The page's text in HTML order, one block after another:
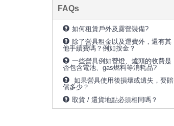
FAQs
如何租賃戶外及露營裝備?
除了營具租金以及運費外，還有其
他手續費嗎？例如按金？
一些營具例如營燈、爐頭的收費是
否包含電池、gas燃料等消耗品?
如果營具使用後損壞或遺失，要賠
償多少？
取貨 / 還貨地點必須相同嗎？